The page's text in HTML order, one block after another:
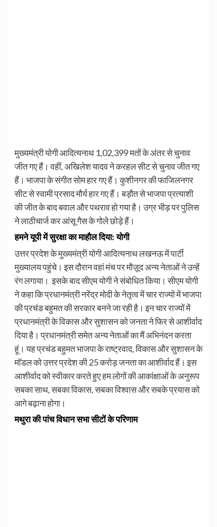
मुख्यमंत्री योगी आदित्यनाथ 1,02,399 मतों के अंतर से चुनाव
जीत गए हैं। वहीं, अखिलेश यादव ने करहल सीट से चुनाव जीत गए
हैं। भाजपा के संगीत सोम हार गए हैं। कुशीनगर की फाजिलनगर
सीट से स्वामी प्रसाद मौर्य हार गए हैं। बड़ौत से भाजपा प्रत्याशी
की जीत के बाद बवाल और पथराव हो गया है। उग्र भीड़ पर पुलिस
ने लाठीचार्ज कर आंसू गैस के गोले छोड़े हैं।
हमने यूपी में सुरक्षा का माहौल दिया: योगी
उत्तर प्रदेश के मुख्यमंत्री योगी आदित्यनाथ लखनऊ में पार्टी
मुख्यालय पहुंचे। इस दौरान वहां मंच पर मौज़ूद अन्य नेताओं ने उन्हें
रंग लगाया। इसके बाद सीएम योगी ने संबोधित किया। सीएम योगी
ने कहा कि प्रधानमंत्री नरेंद्र मोदी के नेतृत्व में चार राज्यो में भाजपा
की प्रचंड बहुमत की सरकार बनने जा रही है। इन चार राज्यों में
प्रधानमंत्री के विकास और सुशासन को जनता ने फिर से आशीर्वाद
दिया है। प्रधानमंत्री समेत अन्य नेताओं का मैं अभिनंदन करता
हूं। यह प्रचंड बहुमत भाजपा के राष्ट्रवाद, विकास और सुशासन के
मॉडल को उत्तर प्रदेश की 25 करोड़ जनता का आशीर्वाद हैं। इस
आशीर्वाद को स्वीकार करते हुए हम लोगों की आकांक्षाओं के अनुरूप
सबका साथ, सबका विकास, सबका विश्वास और सबके प्रयास को
आगे बढ़ाना होगा।
मथुरा की पांच विधान सभा सीटों के परिणाम